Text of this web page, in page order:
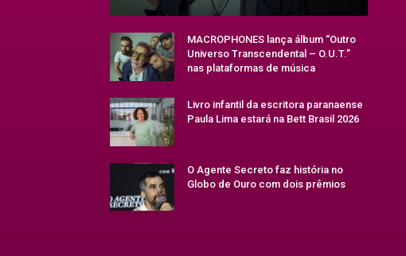
MACROPHONES lança álbum “Outro
Universo Transcendental – O.U.T.”
nas plataformas de música
Livro infantil da escritora paranaense
Paula Lima estará na Bett Brasil 2026
O Agente Secreto faz história no
Globo de Ouro com dois prêmios